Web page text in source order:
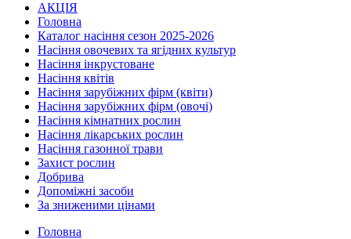
АКЦІЯ
Головна
Каталог насіння сезон 2025-2026
Насіння овочевих та ягідних культур
Насіння інкрустоване
Насіння квітів
Насіння зарубіжних фірм (квіти)
Насіння зарубіжних фірм (овочі)
Насіння кімнатних рослин
Насіння лікарських рослин
Насіння газонної трави
Захист рослин
Добрива
Допоміжні засоби
За зниженими цінами
Головна